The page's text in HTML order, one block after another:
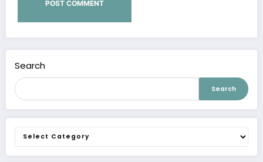
Search
Search
Categories